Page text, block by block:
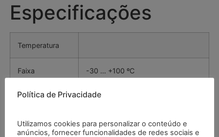
Especificações
Temperatura
Faixa -30 … +100 ºC
Resolução 0,1 ºC
Precisão ±1,0 °C(-30 … -19,9 °C)
Política de Privacidade
Utilizamos cookies para personalizar o conteúdo e
anúncios, fornecer funcionalidades de redes sociais e